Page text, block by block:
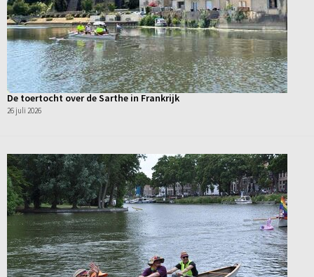
De toertocht over de Sarthe in Frankrijk
26 juli 2026